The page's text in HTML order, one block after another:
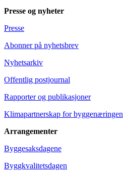
Presse og nyheter
Presse
Abonner på nyhetsbrev
Nyhetsarkiv
Offentlig postjournal
Rapporter og publikasjoner
Klimapartnerskap for byggenæringen
Arrangementer
Byggesaksdagene
Byggkvalitetsdagen